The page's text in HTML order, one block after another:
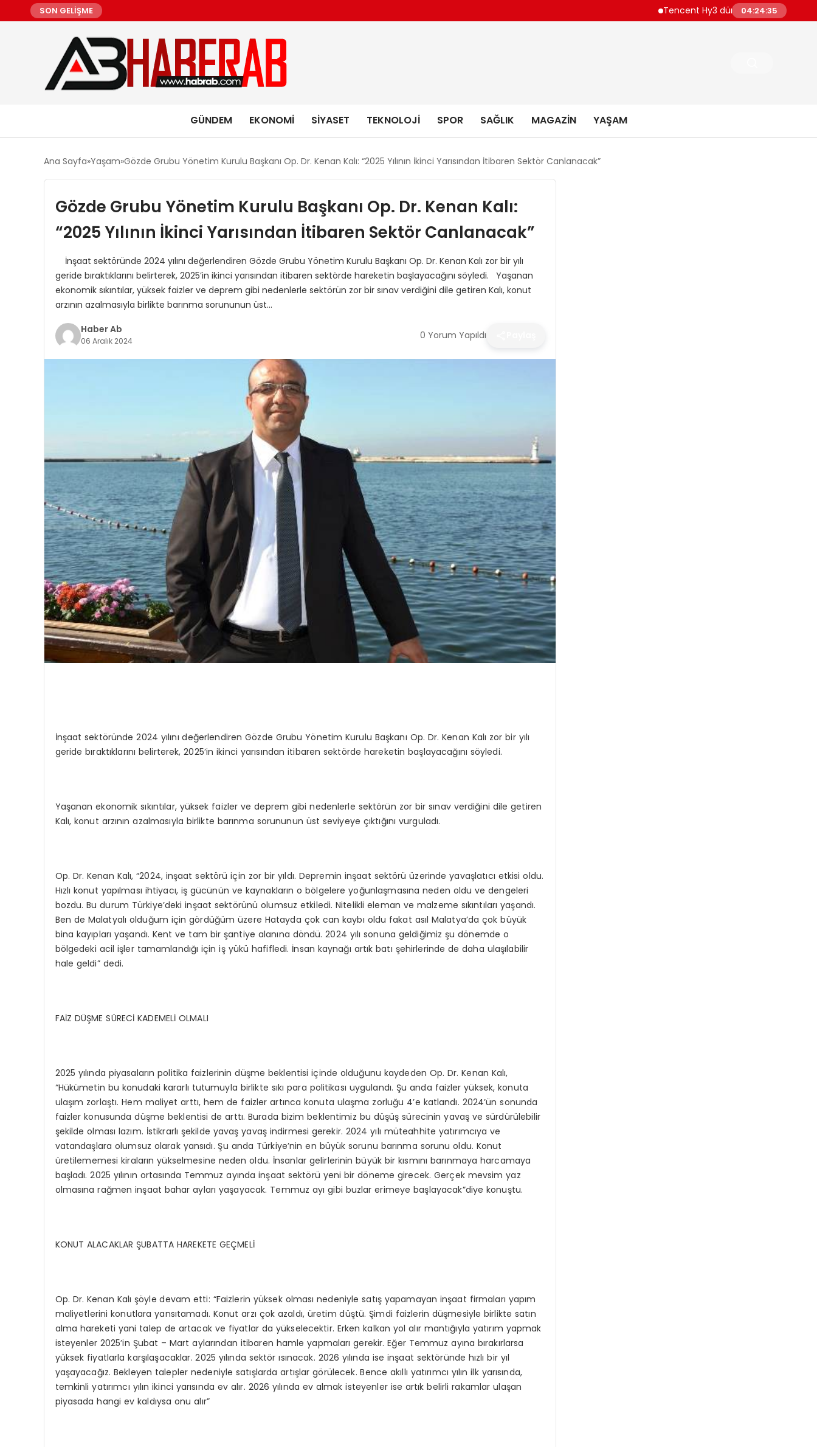
SON GELİŞME Tencent Hy3 dünya genelinde kullanıma
04:24:36
GÜNDEM EKONOMI SIYASET TEKNOLOJI SPOR SAĞLIK MAGAZIN YAŞAM
Ana Sayfa Yaşam Gözde Grubu Yönetim Kurulu Başkanı Op. Dr. Kenan Kalı: “2025 Yılının İkinci Yarısından İtibaren Sektör Canlanacak”
Gözde Grubu Yönetim Kurulu Başkanı Op. Dr. Kenan Kalı:
“2025 Yılının İkinci Yarısından İtibaren Sektör Canlanacak”
İnşaat sektöründe 2024 yılını değerlendiren Gözde Grubu Yönetim Kurulu Başkanı Op. Dr. Kenan Kalı zor bir yılı
geride bıraktıklarını belirterek, 2025’in ikinci yarısından itibaren sektörde hareketin başlayacağını söyledi. Yaşanan
ekonomik sıkıntılar, yüksek faizler ve deprem gibi nedenlerle sektörün zor bir sınav verdiğini dile getiren Kalı, konut
arzının azalmasıyla birlikte barınma sorununun üst…
Haber Ab
06 Aralık 2024 0 Yorum Yapıldı
İnşaat sektöründe 2024 yılını değerlendiren Gözde Grubu Yönetim Kurulu Başkanı Op. Dr. Kenan Kalı zor bir yılı
geride bıraktıklarını belirterek, 2025’in ikinci yarısından itibaren sektörde hareketin başlayacağını söyledi.
Yaşanan ekonomik sıkıntılar, yüksek faizler ve deprem gibi nedenlerle sektörün zor bir sınav verdiğini dile getiren
Kalı, konut arzının azalmasıyla birlikte barınma sorununun üst seviyeye çıktığını vurguladı.
Op. Dr. Kenan Kalı, “2024, inşaat sektörü için zor bir yıldı. Depremin inşaat sektörü üzerinde yavaşlatıcı etkisi oldu.
Hızlı konut yapılması ihtiyacı, iş gücünün ve kaynakların o bölgelere yoğunlaşmasına neden oldu ve dengeleri
bozdu. Bu durum Türkiye’deki inşaat sektörünü olumsuz etkiledi. Nitelikli eleman ve malzeme sıkıntıları yaşandı.
Ben de Malatyalı olduğum için gördüğüm üzere Hatayda çok can kaybı oldu fakat asıl Malatya’da çok büyük
bina kayıpları yaşandı. Kent ve tam bir şantiye alanına döndü. 2024 yılı sonuna geldiğimiz şu dönemde o
bölgedeki acil işler tamamlandığı için iş yükü hafifledi. İnsan kaynağı artık batı şehirlerinde de daha ulaşılabilir
hale geldi” dedi.
FAİZ DÜŞME SÜRECİ KADEMELİ OLMALI
2025 yılında piyasaların politika faizlerinin düşme beklentisi içinde olduğunu kaydeden Op. Dr. Kenan Kalı,
“Hükümetin bu konudaki kararlı tutumuyla birlikte sıkı para politikası uygulandı. Şu anda faizler yüksek, konuta
ulaşım zorlaştı. Hem maliyet arttı, hem de faizler artınca konuta ulaşma zorluğu 4’e katlandı. 2024’ün sonunda
faizler konusunda düşme beklentisi de arttı. Burada bizim beklentimiz bu düşüş sürecinin yavaş ve sürdürülebilir
şekilde olması lazım. İstikrarlı şekilde yavaş yavaş indirmesi gerekir. 2024 yılı müteahhite yatırımcıya ve
vatandaşlara olumsuz olarak yansıdı. Şu anda Türkiye’nin en büyük sorunu barınma sorunu oldu. Konut
üretilememesi kiraların yükselmesine neden oldu. İnsanlar gelirlerinin büyük bir kısmını barınmaya harcamaya
başladı. 2025 yılının ortasında Temmuz ayında inşaat sektörü yeni bir döneme girecek. Gerçek mevsim yaz
olmasına rağmen inşaat bahar ayları yaşayacak. Temmuz ayı gibi buzlar erimeye başlayacak”diye konuştu.
KONUT ALACAKLAR ŞUBATTA HAREKETE GEÇMELİ
Op. Dr. Kenan Kalı şöyle devam etti: “Faizlerin yüksek olması nedeniyle satış yapamayan inşaat firmaları yapım
maliyetlerini konutlara yansıtamadı. Konut arzı çok azaldı, üretim düştü. Şimdi faizlerin düşmesiyle birlikte satın
alma hareketi yani talep de artacak ve fiyatlar da yükselecektir. Erken kalkan yol alır mantığıyla yatırım yapmak
isteyenler 2025’in Şubat – Mart aylarından itibaren hamle yapmaları gerekir. Eğer Temmuz ayına bırakırlarsa
yüksek fiyatlarla karşılaşacaklar. 2025 yılında sektör ısınacak. 2026 yılında ise inşaat sektöründe hızlı bir yıl
yaşayacağız. Bekleyen talepler nedeniyle satışlarda artışlar görülecek. Bence akıllı yatırımcı yılın ilk yarısında,
temkinli yatırımcı yılın ikinci yarısında ev alır. 2026 yılında ev almak isteyenler ise artık belirli rakamlar ulaşan
piyasada hangi ev kaldıysa onu alır”